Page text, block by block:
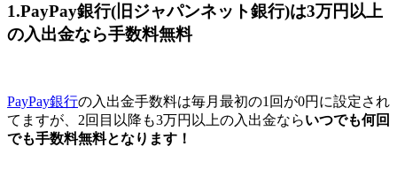
1.PayPay銀行(旧ジャパンネット銀行)は3万円以上
の入出金なら手数料無料
PayPay銀行の入出金手数料は毎月最初の1回が0円に設定され
てますが、2回目以降も3万円以上の入出金ならいつでも何回
でも手数料無料となります！